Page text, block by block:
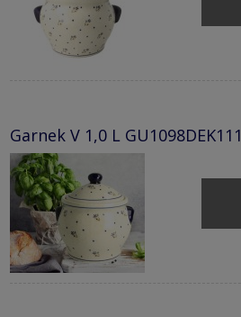
Garnek V 1,0 L GU1098DEK111